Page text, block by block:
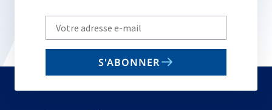
Write
your
email
S'ABONNER